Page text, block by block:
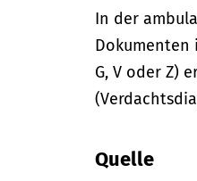
In der
Dokumenten
G, V oder Z)
Quelle